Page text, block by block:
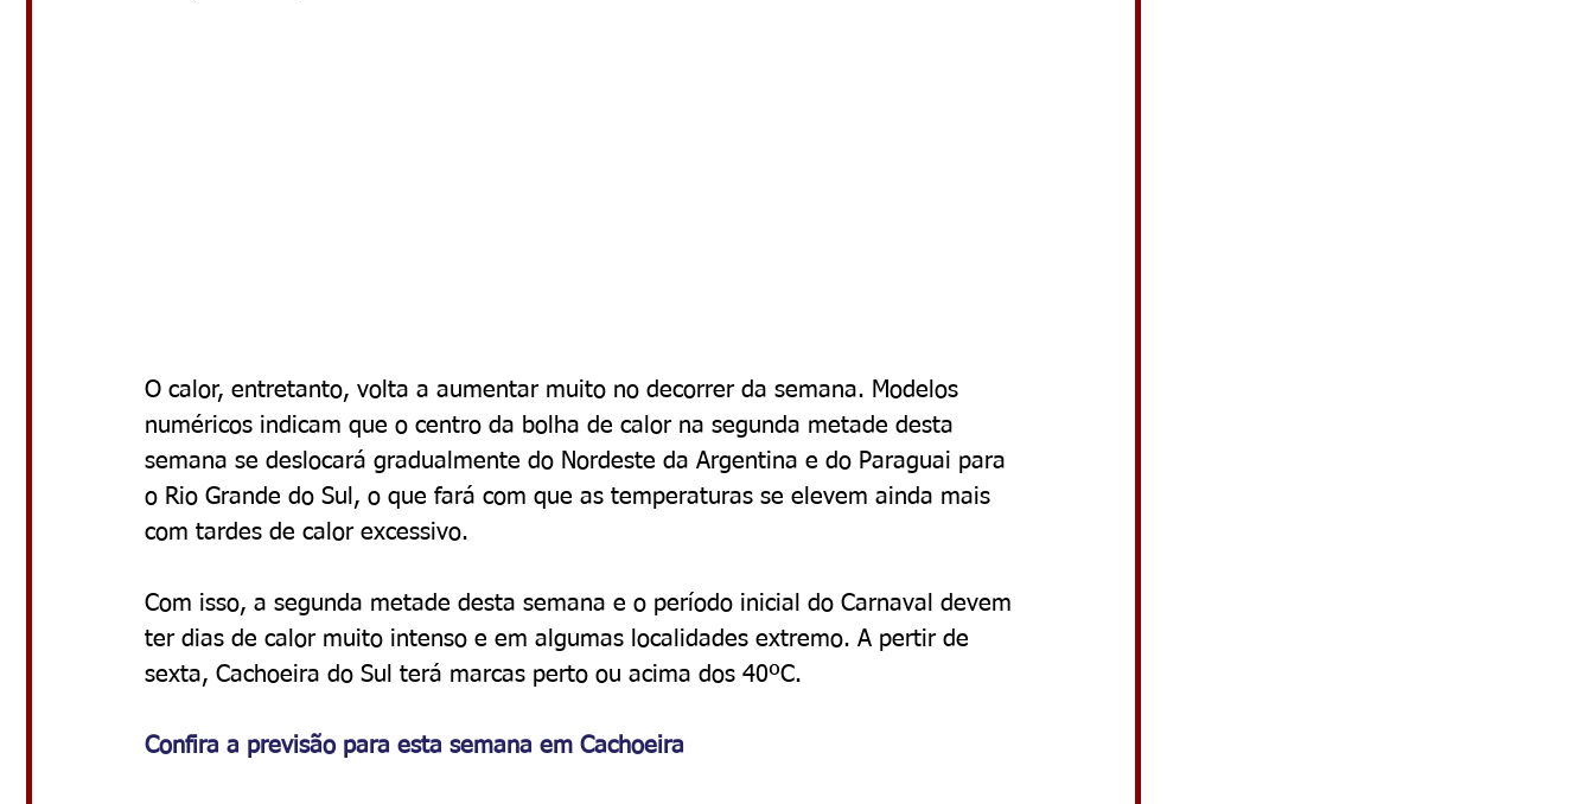
O calor, entretanto, volta a aumentar muito no decorrer da semana. Modelos
numéricos indicam que o centro da bolha de calor na segunda metade desta
semana se deslocará gradualmente do Nordeste da Argentina e do Paraguai para
o Rio Grande do Sul, o que fará com que as temperaturas se elevem ainda mais
com tardes de calor excessivo.
Com isso, a segunda metade desta semana e o período inicial do Carnaval devem
ter dias de calor muito intenso e em algumas localidades extremo. A pertir de
sexta, Cachoeira do Sul terá marcas perto ou acima dos 40ºC.
Confira a previsão para esta semana em Cachoeira